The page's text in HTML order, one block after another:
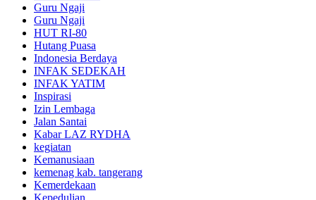
Guru Ngaji
Guru Ngaji
HUT RI-80
Hutang Puasa
Indonesia Berdaya
INFAK SEDEKAH
INFAK YATIM
Inspirasi
Izin Lembaga
Jalan Santai
Kabar LAZ RYDHA
kegiatan
Kemanusiaan
kemenag kab. tangerang
Kemerdekaan
Kepedulian